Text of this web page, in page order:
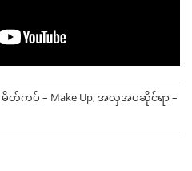
မိတ်ကပ် – Make Up,အလှအပဆိုင်ရာ –